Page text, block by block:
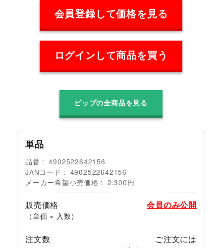
会員登録して価格を見る
ログインして商品を買う
ピップの全商品を見る
単品
品番
4902522642156
JANコード
4902522642156
メーカー希望小売価格
2,300円
販売価格
（単価 × 入数）
会員のみ公開
注文数
ご注文には